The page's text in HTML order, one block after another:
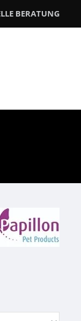
BERATUNG